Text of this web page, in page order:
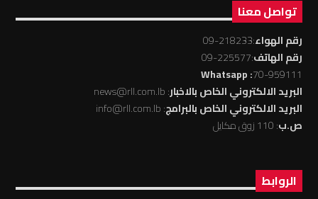
تواصل معنا
رقم الهواء:218233-09
رقم الهاتف:225577-09
70-959111
: Whatsapp
البريد الالكتروني الخاص بالاخبار: news@rll.com.lb
البريد الالكتروني الخاص بالبرامج: info@rll.com.lb
ص.ب: 110 زوق مكايل
الروابط